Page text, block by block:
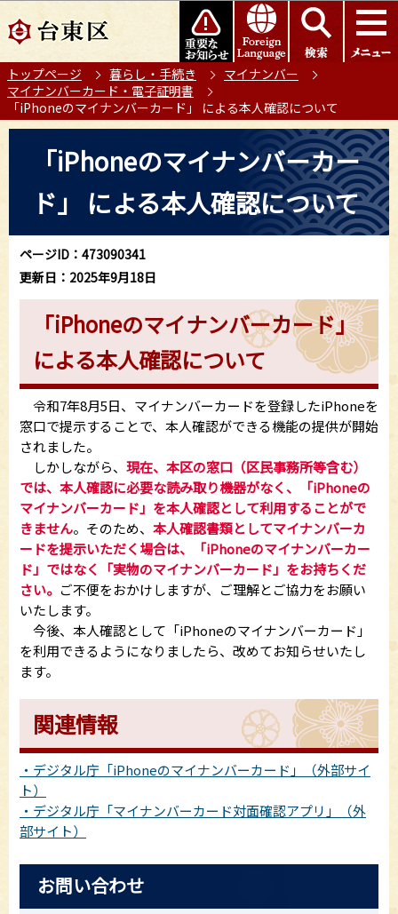
の
ー
ジ
の
このページの本文へ移動
トップページ 暮らし・手続き
マイナンバー
マイナンバーカード・電子証明書
「iPhoneのマイナンバーカード」 による本人確認について
ら
「iPhoneのマイナンバーカー
ド」 による本人確認について
ページID：473090341
更新日：2025年9月18日
「iPhoneのマイナンバーカード」
による本人確認について
令和7年8月5日、マイナンバーカードを登録したiPhoneを
窓口で提示することで、本人確認ができる機能の提供が開始
されました。
しかしながら、 現在、本区の窓口（区民事務所等含む）
では、本人確認に必要な読み取り機器がなく、「iPhoneの
マイナンバーカード」を本人確認として利用することがで
きません。そのため、 本人確認書類としてマイナンバーカ
ードを提示いただく場合は、「iPhoneのマイナンバーカー
ド」ではなく「実物のマイナンバーカード」をお持ちくだ
さい。 ご不便をおかけしますが、ご理解とご協力をお願い
いたします。
今後、本人確認として「iPhoneのマイナンバーカード」
を利用できるようになりましたら、改めてお知らせいたし
ます。
関連情報
・デジタル庁「iPhoneのマイナンバーカード」（外部サイ
ト）
・デジタル庁「マイナンバーカード対面確認アプリ」（外
部サイト）
お問い合わせ